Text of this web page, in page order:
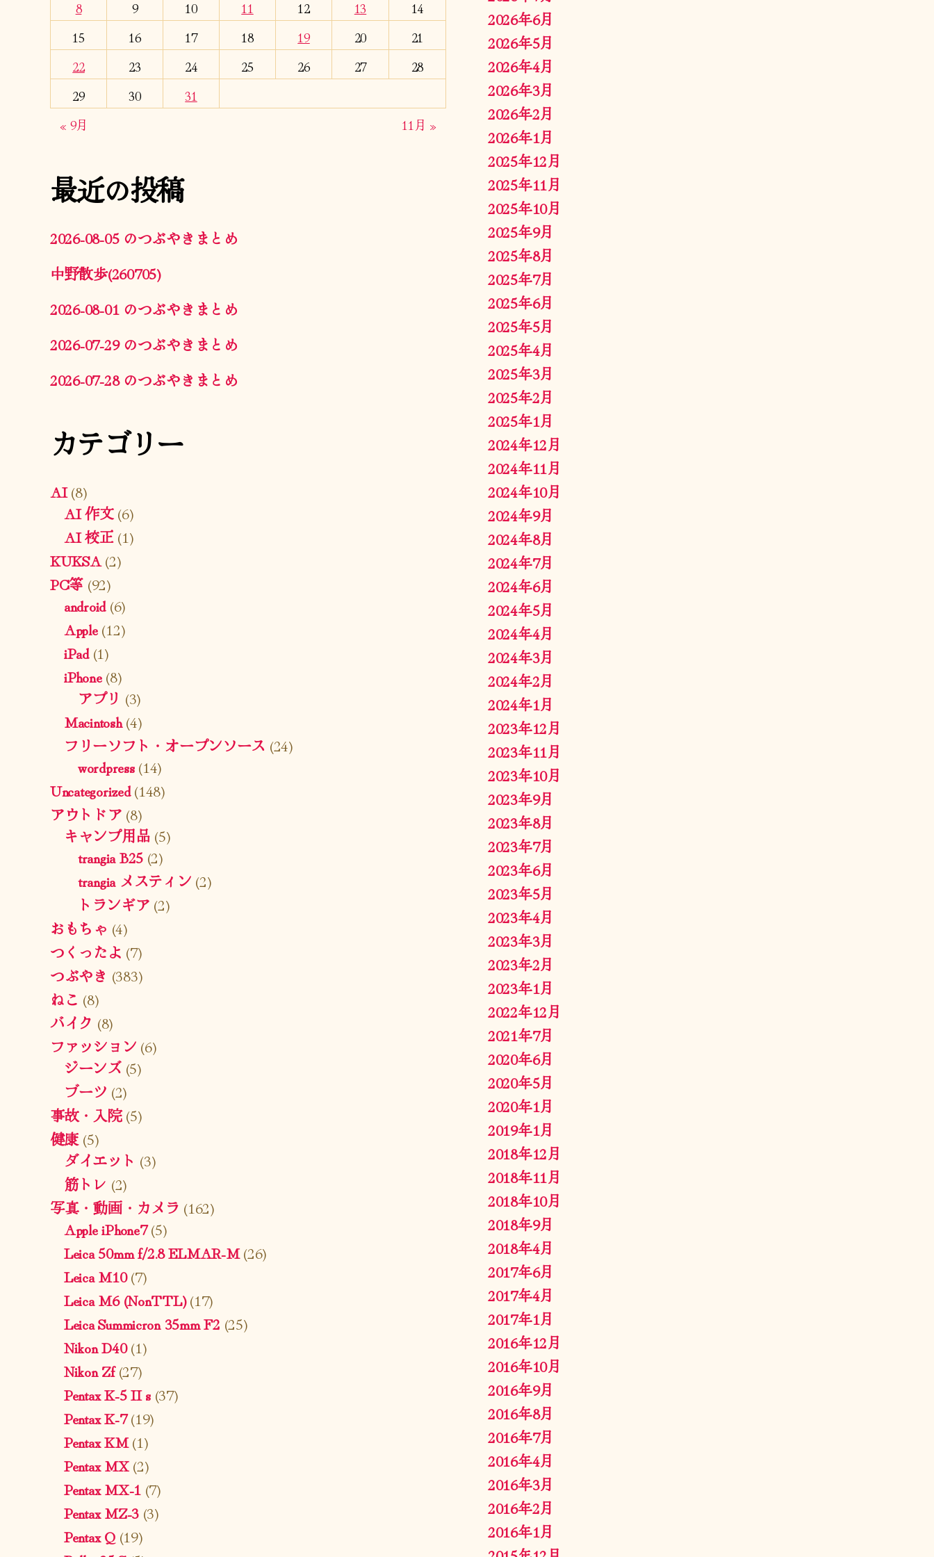
8 9 10 11 12 13
14
15
16 17 18 19 20
21
22
23 24 25 26 27
28
29
30
31
« 9月
11月 »
最近の投稿
2026-08-05 のつぶやきまとめ
中野散歩(260705)
2026-08-01 のつぶやきまとめ
2026-07-29 のつぶやきまとめ
2026-07-28 のつぶやきまとめ
カテゴリー
AI(8)
AI 作文(6)
AI 校正(1)
KUKSA(2)
PC等 (92)
android(6)
Apple(12)
iPad(1)
iPhone(8)
アプリ (3)
Macintosh(4)
フリーソフト・オープンソース (24)
wordpress(14)
Uncategorized(148)
アウトドア (8)
キャンプ用品 (5)
trangia B25 (2)
trangia メスティン (2)
トランギア (2)
おもちゃ (4)
つくったよ (7)
つぶやき (383)
ねこ (8)
バイク (8)
ファッション (6)
ジーンズ(5)
ブーツ (2)
事故・入院(5)
健康 (5)
ダイエット (3)
筋トレ (2)
写真・動画・カメラ (162)
Apple iPhone7(5)
Leica 50mm f/2.8 ELMAR-M(26)
Leica M10(7)
Leica M6 (NonTTL)(17)
Leica Summicron 35mm F2 (25)
Nikon D40(1)
Nikon Zf(27)
Pentax K-5 II s(37)
Pentax K-7(19)
Pentax KM(1)
Pentax MX(2)
Pentax MX-1 (7)
Pentax MZ-3 (3)
Pentax Q(19)
2026年6月
2026年5月
2026年4月
2026年3月
2026年2月
2026年1月
2025年12月
2025年11月
2025年10月
2025年9月
2025年8月
2025年7月
2025年6月
2025年5月
2025年4月
2025年3月
2025年2月
2025年1月
2024年12月
2024年11月
2024年10月
2024年9月
2024年8月
2024年7月
2024年6月
2024年5月
2024年4月
2024年3月
2024年2月
2024年1月
2023年12月
2023年11月
2023年10月
2023年9月
2023年8月
2023年7月
2023年6月
2023年5月
2023年4月
2023年3月
2023年2月
2023年1月
2022年12月
2021年7月
2020年6月
2020年5月
2020年1月
2019年1月
2018年12月
2018年11月
2018年10月
2018年9月
2018年4月
2017年6月
2017年4月
2017年1月
2016年12月
2016年10月
2016年9月
2016年8月
2016年7月
2016年4月
2016年3月
2016年2月
2016年1月